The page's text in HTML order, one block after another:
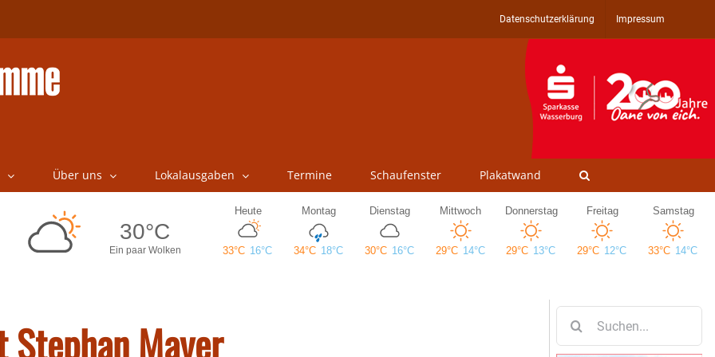
Datenschutzerklärung Impressum
Über uns Lokalausgaben Termine Schaufenster Plakatwand
Stephan Mayer
nach: